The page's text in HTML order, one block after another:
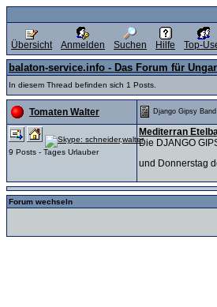
Übersicht Anmelden Suchen Hilfe Top-
balaton-service.info - Das Forum für
In diesem Thread befinden sich 1 Posts.
Tomaten Walter Django Gipsy Band
9 Posts - Tages Urlauber
Mediterran
Die DJANGO
und Donnerstag
Forum wechseln